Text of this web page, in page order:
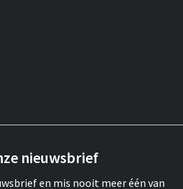
nieuwsbrief
en mis nooit meer één van